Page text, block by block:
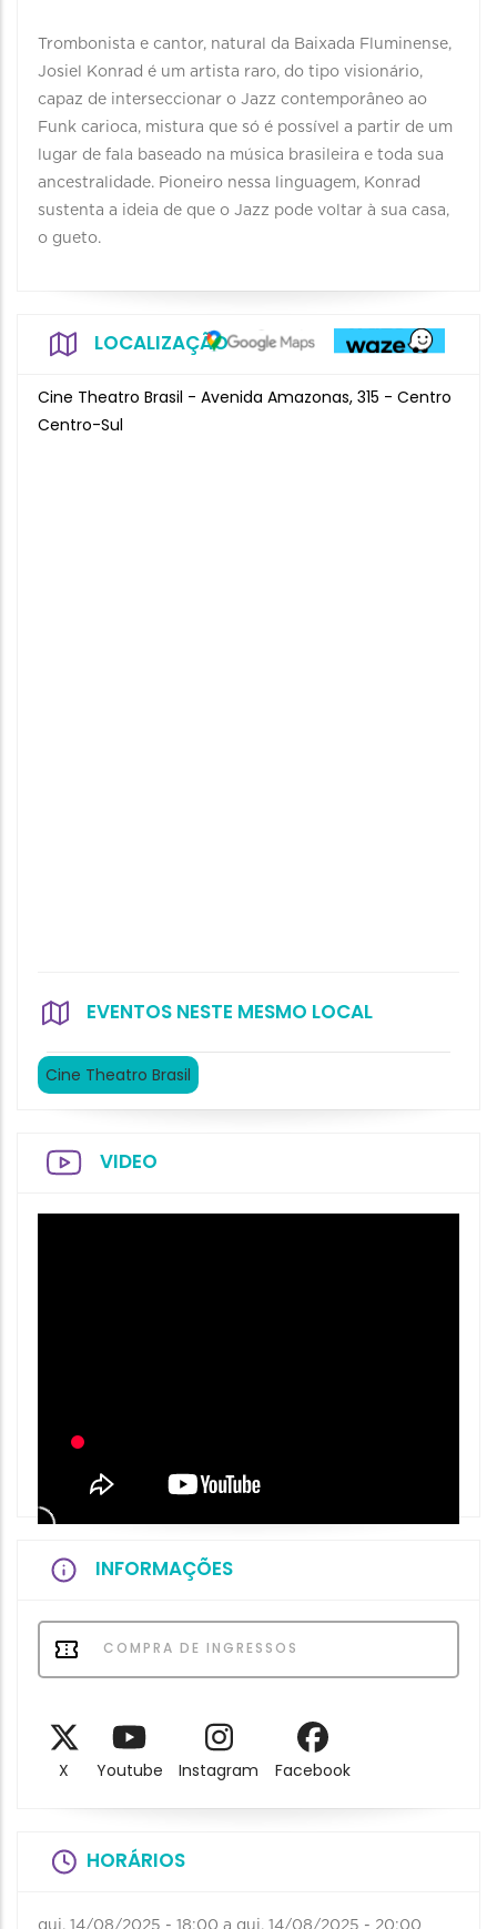
Trombonista e cantor, natural da Baixada Fluminense,
Josiel Konrad é um artista raro, do tipo visionário,
capaz de interseccionar o Jazz contemporâneo ao
Funk carioca, mistura que só é possível a partir de um
lugar de fala baseado na música brasileira e toda sua
ancestralidade. Pioneiro nessa linguagem, Konrad
sustenta a ideia de que o Jazz pode voltar à sua casa,
o gueto.
LOCALIZAÇÃO
Cine Theatro Brasil - Avenida Amazonas, 315 - Centro
Centro-Sul
EVENTOS NESTE MESMO LOCAL
Cine Theatro Brasil
VIDEO
INFORMAÇÕES
COMPRA DE INGRESSOS
X Youtube Instagram Facebook
HORÁRIOS
qui, 14/08/2025 - 18:00 a qui, 14/08/2025 - 20:00